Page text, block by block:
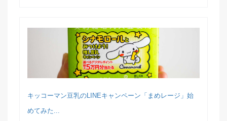
キッコーマン豆乳のLINEキャンペーン「まめレージ」始
めてみた...